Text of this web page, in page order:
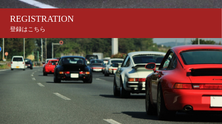
REGISTRATION
登録はこちら